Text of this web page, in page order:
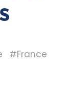
#France